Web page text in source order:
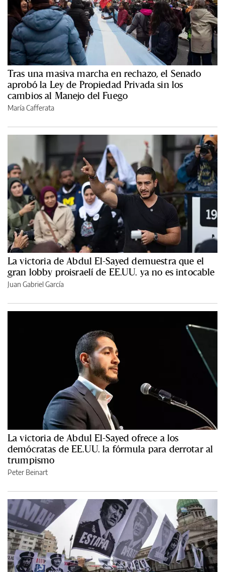
Tras una masiva marcha en rechazo, el Senado
aprobó la Ley de Propiedad Privada sin los
cambios al Manejo del Fuego
María Cafferata
La victoria de Abdul El-Sayed demuestra que el
gran lobby proisraelí de EE.UU. ya no es intocable
Juan Gabriel García
La victoria de Abdul El-Sayed ofrece a los
demócratas de EE.UU. la fórmula para derrotar al
trumpismo
Peter Beinart